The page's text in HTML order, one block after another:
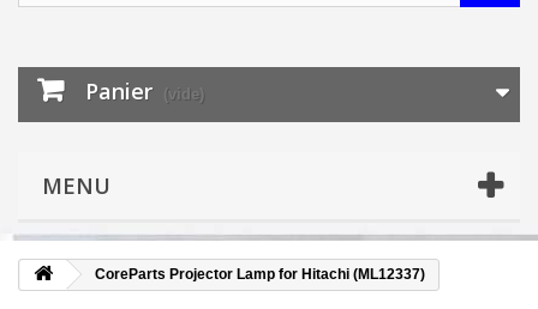
Panier (vide)
MENU
CoreParts Projector Lamp for Hitachi (ML12337)